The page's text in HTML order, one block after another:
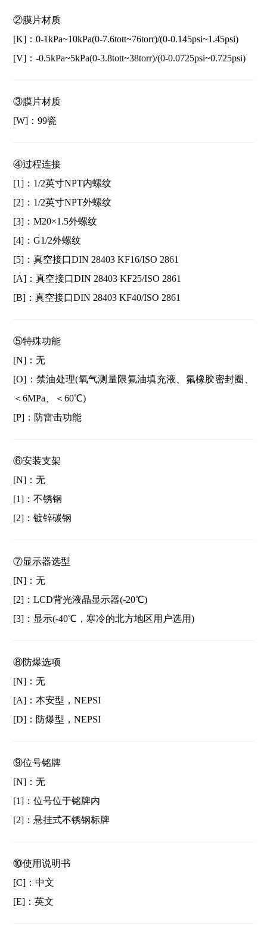
②膜片材质
[K]：0-1kPa~10kPa(0-7.6tott~76torr)/(0-0.145psi~1.45psi)
[V]：-0.5kPa~5kPa(0-3.8tott~38torr)/(0-0.0725psi~0.725psi)
③膜片材质
[W]：99瓷
④过程连接
[1]：1/2英寸NPT内螺纹
[2]：1/2英寸NPT外螺纹
[3]：M20×1.5外螺纹
[4]：G1/2外螺纹
[5]：真空接口DIN 28403 KF16/ISO 2861
[A]：真空接口DIN 28403 KF25/ISO 2861
[B]：真空接口DIN 28403 KF40/ISO 2861
⑤特殊功能
[N]：无
[O]：禁油处理(氧气测量限氟油填充液、氟橡胶密封圈、
＜6MPa、＜60℃)
[P]：防雷击功能
⑥安装支架
[N]：无
[1]：不锈钢
[2]：镀锌碳钢
⑦显示器选型
[N]：无
[2]：LCD背光液晶显示器(-20℃)
[3]：显示(-40℃，寒冷的北方地区用户选用)
⑧防爆选项
[N]：无
[A]：本安型，NEPSI
[D]：防爆型，NEPSI
⑨位号铭牌
[N]：无
[1]：位号位于铭牌内
[2]：悬挂式不锈钢标牌
⑩使用说明书
[C]：中文
[E]：英文